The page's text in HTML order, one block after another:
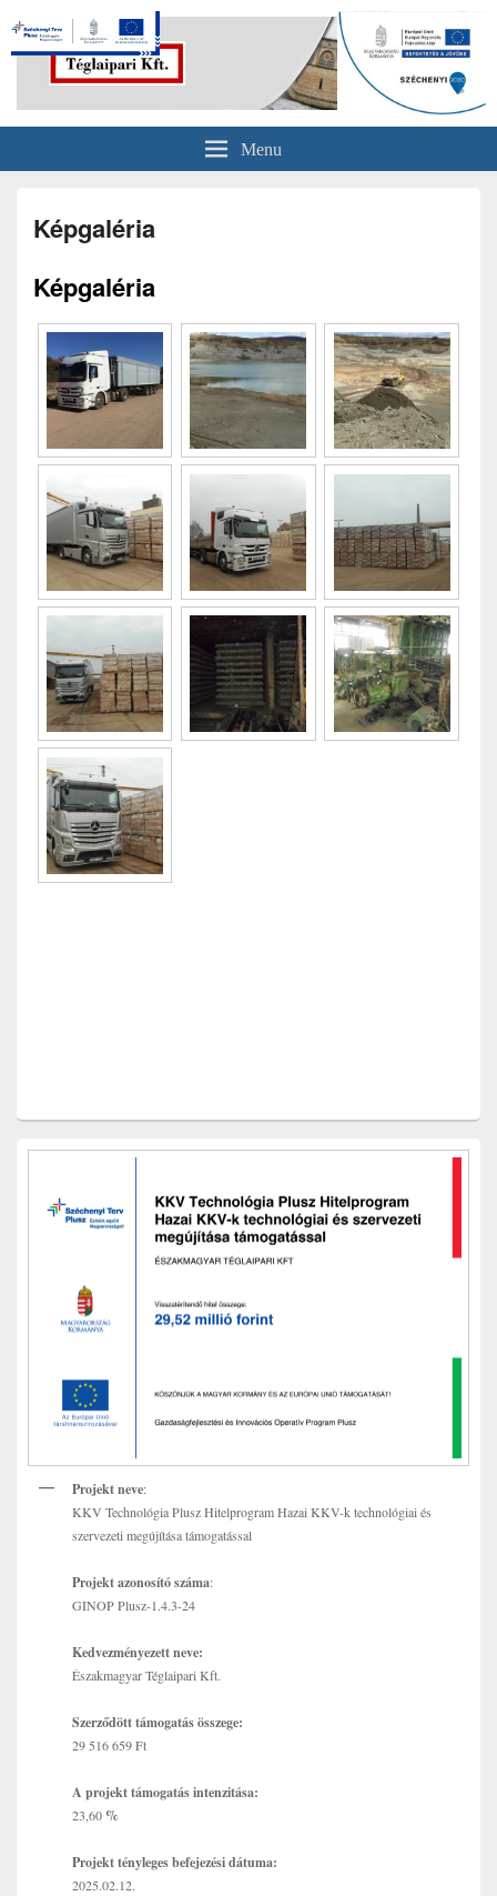
Északmagyar Téglaipari Kft. –
Serényfalva
Menu
Képgaléria
Képgaléria
Primary
Projekt neve:
KKV Technológia Plusz Hitelprogram Hazai KKV-k technológiai és
szervezeti megújítása támogatással
Projekt azonosító száma:
GINOP Plusz-1.4.3-24
Kedvezményezett neve:
Északmagyar Téglaipari Kft.
Szerződött támogatás összege:
29 516 659 Ft
A projekt támogatás intenzitása:
23,60 %
Projekt tényleges befejezési dátuma:
2025.02.12.